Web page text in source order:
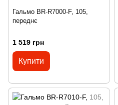
Гальмо BR-R7000-F, 105,
переднє
1 519 грн
Купити